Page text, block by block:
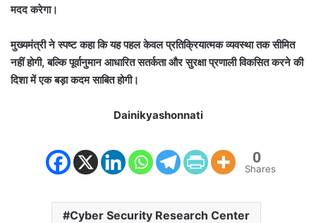
मदद करेगा।
मुख्यमंत्री ने स्पष्ट कहा कि यह पहल केवल प्रतिक्रियात्मक व्यवस्था तक सीमित
नहीं होगी, बल्कि पूर्वानुमान आधारित सतर्कता और सुरक्षा प्रणाली विकसित करने की
दिशा में एक बड़ा कदम साबित होगी।
Dainikyashonnati
0
Shares
Cyber Security Research Center